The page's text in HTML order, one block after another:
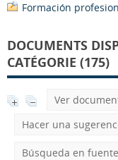
Formación
DOCUMENTS
CATÉGORIE (175)
Ver
Hacer una
Búsqueda en